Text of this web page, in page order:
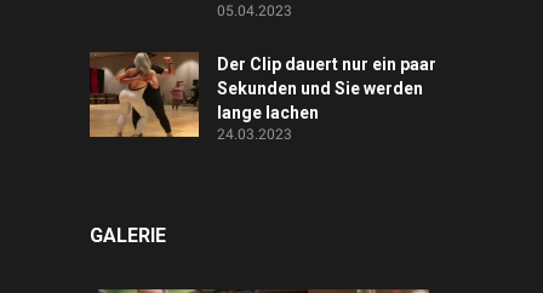
05.04.2023
Der Clip dauert nur ein paar
Sekunden und Sie werden
lange lachen
24.03.2023
GALERIE